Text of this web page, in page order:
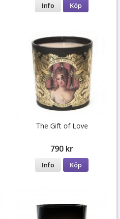
Info Köp
The Gift of Love
790 kr
Info Köp